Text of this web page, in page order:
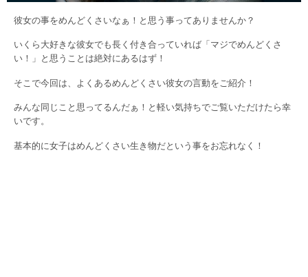
彼女の事をめんどくさいなぁ！と思う事ってありませんか？
いくら大好きな彼女でも長く付き合っていれば「マジでめんどくさ
い！」と思うことは絶対にあるはず！
そこで今回は、よくあるめんどくさい彼女の言動をご紹介！
みんな同じこと思ってるんだぁ！と軽い気持ちでご覧いただけたら幸
いです。
基本的に女子はめんどくさい生き物だという事をお忘れなく！